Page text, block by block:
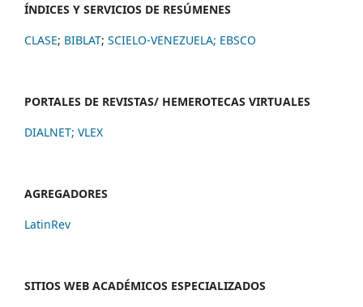
ÍNDICES Y SERVICIOS DE RESÚMENES
CLASE; BIBLAT; SCIELO-VENEZUELA; EBSCO
PORTALES DE REVISTAS/ HEMEROTECAS VIRTUALES
DIALNET; VLEX
AGREGADORES
LatinRev
SITIOS WEB ACADÉMICOS ESPECIALIZADOS